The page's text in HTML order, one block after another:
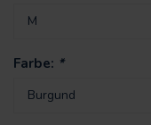
Farbe: *